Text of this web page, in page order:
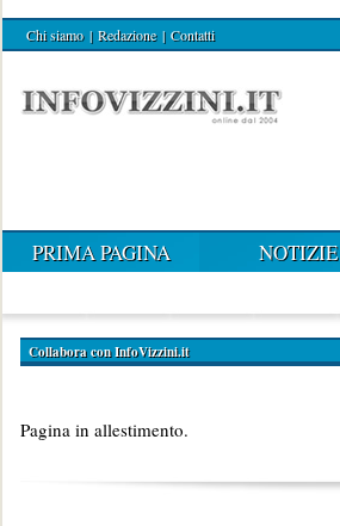
Chi siamo | Redazione | Contatti
PRIMA PAGINA NOTIZIE
Collabora con InfoVizzini.it
Pagina in allestimento.